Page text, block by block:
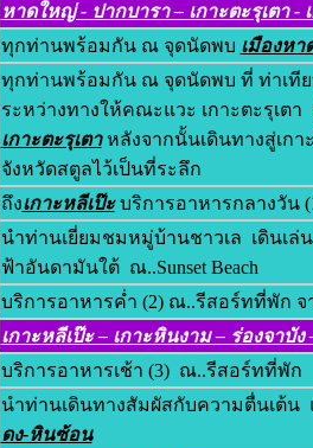
หาดใหญ่ - ปากบารา – เกาะตะรุเตา -
ทุกท่านพร้อมกัน ณ จุดนัดพบ เมืองห
ทุกท่านพร้อมกัน ณ จุดนัดพบ ที่ ท่าเทีย
ระหว่างทางให้คณะแวะ เกาะตะรุเต
เกาะตะรุเตาหลังจากนั้นเดินทางสู่เก
จังหวัดสตูลไว้เป็นที่ระลึก
ถึงเกาะหลีเป๊ะบริการอาหารกลางวัน
นำท่านเยี่ยมชมหมู่บ้านชาวเล เดินเล่น
ฟ้าอันดามันใต้ ณ..Sunset Beach
บริการอาหารค่ำ (2) ณ..รีสอร์ทที่พัก
เกาะหลีเป๊ะ – เกาะหินงาม – ร่องจาบั
บริการอาหารเช้า (3) ณ..รีสอร์ทที่พัก
นำท่านเดินทางสัมผัสกับความตื่นเต้น
ดง-หินซ้อน